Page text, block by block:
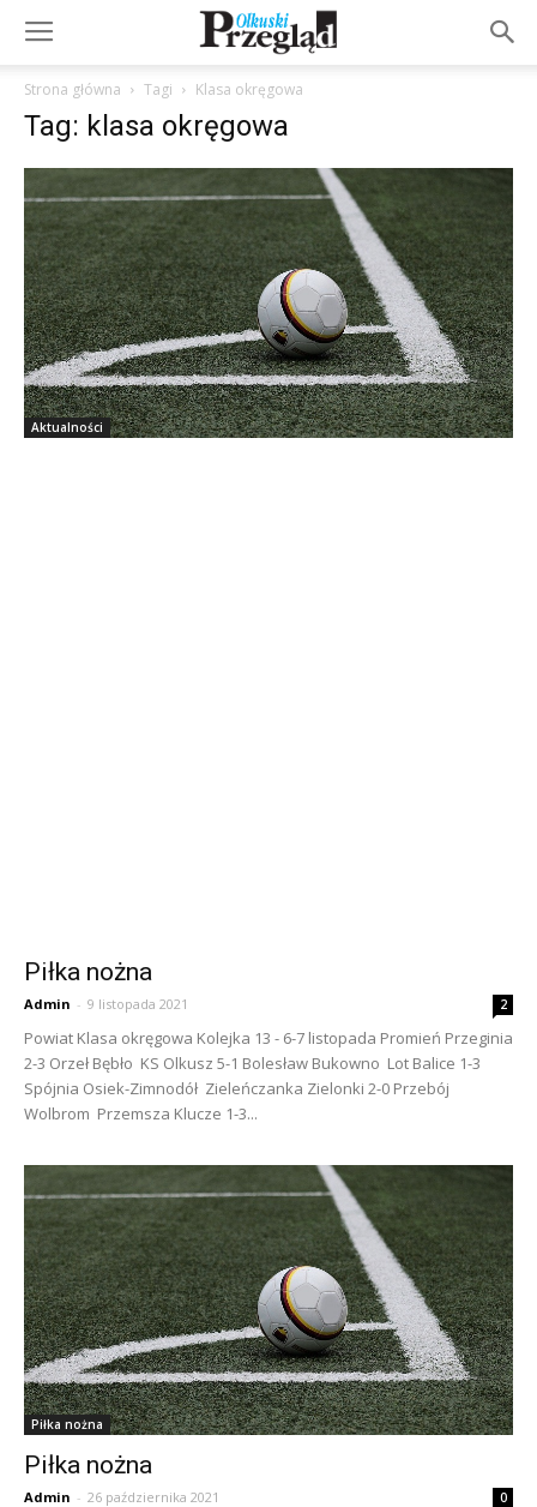
Strona główna Tagi Klasa okręgowa
Tag: klasa okręgowa
Aktualności
Piłka nożna
Admin - 9 listopada 2021 2
Powiat Klasa okręgowa Kolejka 13 - 6-7 listopada Promień Przeginia
2-3 Orzeł Bębło KS Olkusz 5-1 Bolesław Bukowno Lot Balice 1-3
Spójnia Osiek-Zimnodół Zieleńczanka Zielonki 2-0 Przebój
Wolbrom Przemsza Klucze 1-3...
Piłka nożna
Piłka nożna
Admin - 26 października 2021 0